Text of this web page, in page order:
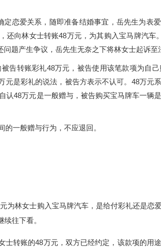
定恋爱关系，随即准备结婚事宜，岳先生为表
还向林女士转账48万元，为其购入宝马牌汽车
题产生争议，岳先生无奈之下将林女士起诉至
告转账彩礼48万元，被告使用该笔款项为自
元是彩礼的说法，被告方表示不认可。48万元
认48万元是一般赠与，被告购买宝马牌车一辆
一般赠与行为，不应退回。
为林女士购入宝马牌汽车，是给付彩礼还是恋
往下看。
士转账的48万元，双方已经约定，该款项的用